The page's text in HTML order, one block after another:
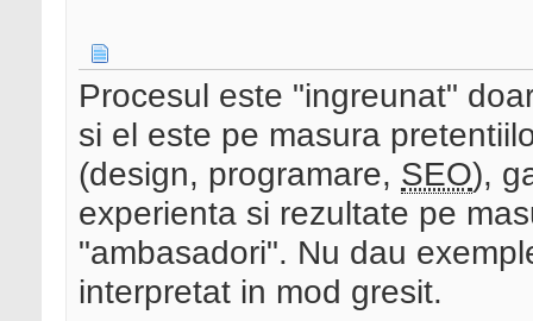
Procesul este "ingreunat"
si el este pe masura
(design, programare, SEO),
experienta si rezultate pe
"ambasadori". Nu dau
interpretat in mod gresit.